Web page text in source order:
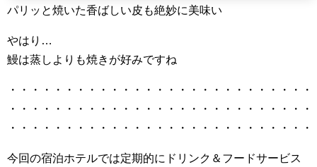
パリッと焼いた香ばしい皮も絶妙に美味い
やはり…
鰻は蒸しよりも焼きが好みですね
・・・・・・・・・・・・・・・・・・・・・・・・・・
・・・・・・・・・・・・・・・・・・・・・・・・・・
・・・・・・・・・・・・・・・・・・・・・・・・・・
今回の宿泊ホテルでは定期的にドリンク＆フードサービス